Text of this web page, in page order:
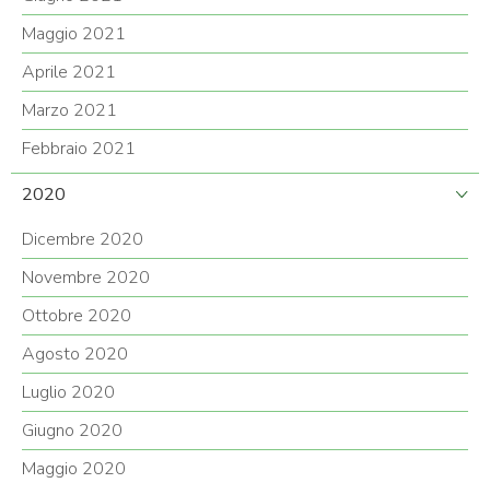
Maggio 2021
Aprile 2021
Marzo 2021
Febbraio 2021
2020
Dicembre 2020
Novembre 2020
Ottobre 2020
Agosto 2020
Luglio 2020
Giugno 2020
Maggio 2020